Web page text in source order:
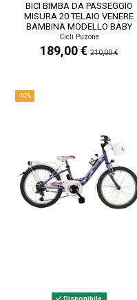
BICI BIMBA DA PASSEGGIO
MISURA 20 TELAIO VENERE
BAMBINA MODELLO BABY
BUNNY BB20SC 1V...
Cicli Puzone
189,00 €210,00 €
-10%
Disponibile